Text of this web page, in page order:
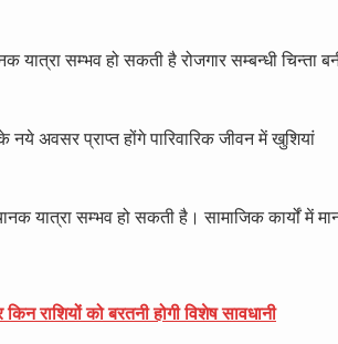
सम्भव हो सकती है रोजगार सम्बन्धी चिन्ता
अवसर प्राप्त होंगे पारिवारिक जीवन में खुशियां
यात्रा सम्भव हो सकती है। सामाजिक कार्यों में
राशियों को बरतनी होगी विशेष सावधानी